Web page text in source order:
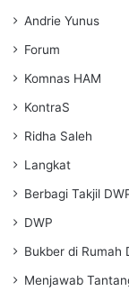
Andrie Yunus
Forum
Komnas HAM
KontraS
Ridha Saleh
Langkat
Berbagi Takjil
DWP
Bukber di Rumah
Menjawab